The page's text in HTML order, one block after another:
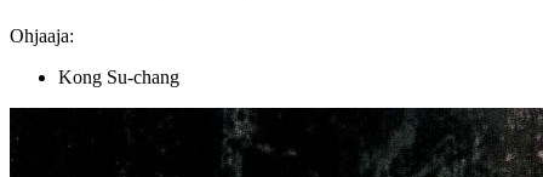
Ohjaaja:
Kong Su-chang